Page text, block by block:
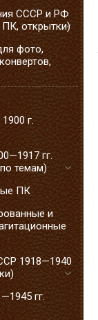
СССР и РФ
ПК, открытки)
фото,
г.
гг.
темам)
ПК
и
1918—1940
гг.